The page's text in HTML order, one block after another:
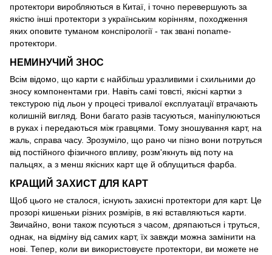
протектори виробляються в Китаї, і точно перевершують за
якістю інші протектори з українським корінням, походження
яких оповите туманом конспірології - так звані noname-
протектори.
НЕМИНУЧИЙ ЗНОС
Всім відомо, що карти є найбільш уразливими і схильними до
зносу компонентами гри. Навіть самі товсті, якісні картки з
текстурою під льон у процесі тривалої експлуатації втрачають
колишній вигляд. Вони багато разів тасуються, маніпулюються
в руках і передаються між гравцями. Тому зношування карт, на
жаль, справа часу. Зрозуміло, що рано чи пізно вони потруться
від постійного фізичного впливу, розм'якнуть від поту на
пальцях, а з менш якісних карт ще й облущиться фарба.
КРАЩИЙ ЗАХИСТ ДЛЯ КАРТ
Щоб цього не сталося, існують захисні протектори для карт. Це
прозорі кишеньки різних розмірів, в які вставляються карти.
Звичайно, вони також псуються з часом, дряпаються і труться,
однак, на відміну від самих карт, їх завжди можна замінити на
нові. Тепер, коли ви використовуєте протектори, ви можете не